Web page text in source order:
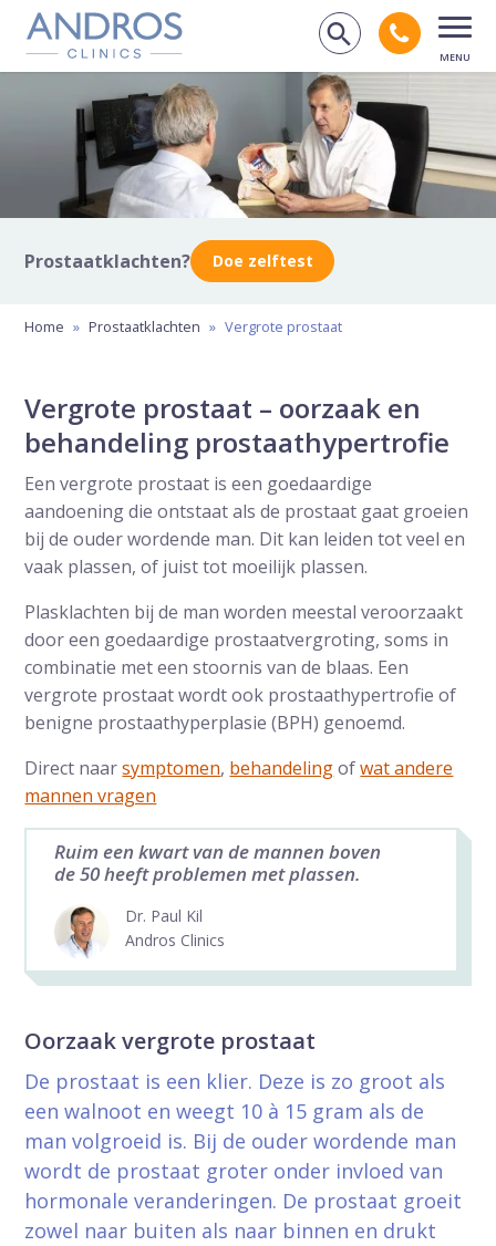
Navigatie overslaan
Zoek op
Bel
Prostaatklachten? Doe zelftest
Home » Prostaatklachten » Vergrote prostaat
Vergrote prostaat – oorzaak en
behandeling prostaathypertrofie
Een vergrote prostaat is een goedaardige
aandoening die ontstaat als de prostaat gaat groeien
bij de ouder wordende man. Dit kan leiden tot veel en
vaak plassen, of juist tot moeilijk plassen.
Plasklachten bij de man worden meestal veroorzaakt
door een goedaardige prostaatvergroting, soms in
combinatie met een stoornis van de blaas. Een
vergrote prostaat wordt ook prostaathypertrofie of
benigne prostaathyperplasie (BPH) genoemd.
Direct naarsymptomen, behandelingofwat andere
mannen vragen
Ruim een kwart van de mannen boven
de 50 heeft problemen met plassen.
Dr. Paul Kil
Andros Clinics
Oorzaak vergrote prostaat
De prostaat is een klier. Deze is zo groot als
een walnoot en weegt 10 à 15 gram als de
man volgroeid is. Bij de ouder wordende man
wordt de prostaat groter onder invloed van
hormonale veranderingen. De prostaat groeit
zowel naar buiten als naar binnen en drukt